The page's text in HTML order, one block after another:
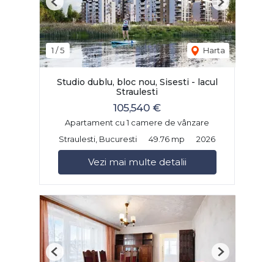
1 /5 Harta
Previous Next
Studio dublu, bloc nou, Sisesti - lacul
Straulesti
105,540 €
Apartament cu 1 camere de vânzare
Straulesti, Bucuresti
49.76 mp 2026
Vezi mai multe detalii
Previous Next